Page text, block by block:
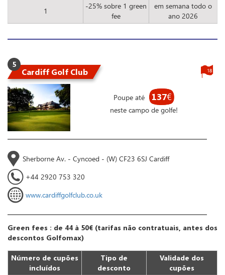
1
-25% sobre 1 green
fee
em semana todo o
ano 2026
5
Cardiff Golf Club
Poupe até 137€
neste campo de golfe!
18
Sherborne Av. - Cyncoed - (W) CF23 6SJ Cardiff
+44 2920 753 320
www.cardiffgolfclub.co.uk
Green fees : de 44 à 50€ (tarifas não contratuais, antes dos
descontos Golfomax)
Número de cupões
incluídos
Tipo de
desconto
Validade dos
cupões